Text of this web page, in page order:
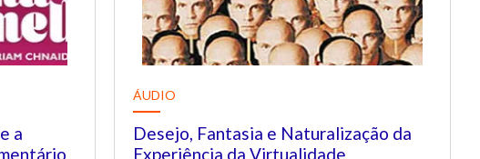
a
ÁUDIO
Desejo, Fantasia e Naturalização da
Experiência da Virtualidade